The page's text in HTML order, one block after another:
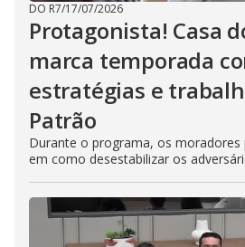
DO R7/17/07/2026
Protagonista! Casa
marca temporada
estratégias e
Patrão
Durante o programa, os moradores
em como desestabilizar os